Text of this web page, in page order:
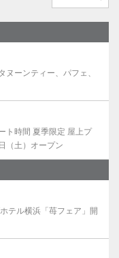
ヌーンティー、パフェ、
ト時間 夏季限定 屋上プ
（土）オープン
テル横浜「苺フェア」開